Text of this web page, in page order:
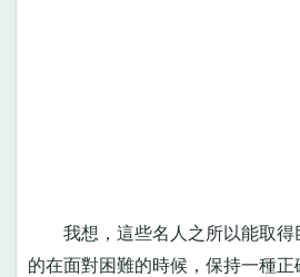
我想，這些名人之所以能取得
的在面對困難的時候，保持一種正